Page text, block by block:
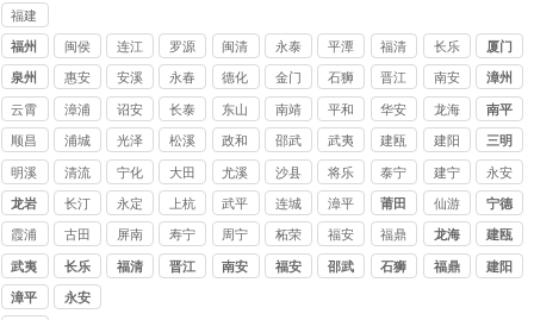
福建
讨债
公司
福州 闽侯 连江 罗源 闽清 永泰 平潭 福清 长乐 厦门
泉州 惠安 安溪 永春 德化 金门 石狮 晋江 南安 漳州
云霄 漳浦 诏安 长泰 东山 南靖 平和 华安 龙海 南平
顺昌 浦城 光泽 松溪 政和 邵武
武夷
山
建瓯 建阳 三明
明溪 清流 宁化 大田 尤溪 沙县 将乐 泰宁 建宁 永安
龙岩 长汀 永定 上杭 武平 连城 漳平 莆田 仙游 宁德
霞浦 古田 屏南 寿宁 周宁 柘荣 福安 福鼎 龙海 建瓯
武夷
山
长乐 福清 晋江 南安 福安 邵武 石狮 福鼎 建阳
漳平 永安